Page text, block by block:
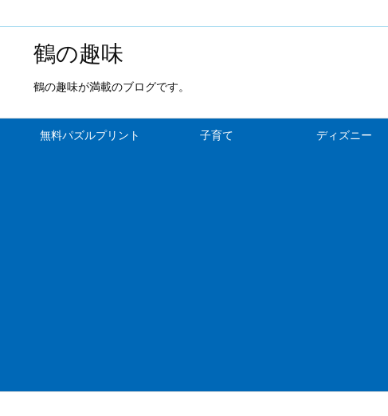
鶴の趣味
鶴の趣味が満載のブログです。
無料パズルプリント 子育て ディズニー